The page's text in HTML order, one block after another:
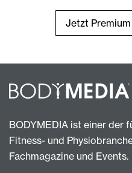
Jetzt
BODYMEDIA ist einer der
Fitness- und
Fachmagazine und Events.